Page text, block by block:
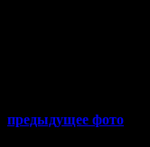
предыдущее фото